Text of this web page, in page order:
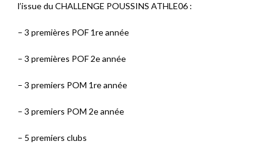
l’issue du CHALLENGE POUSSINS ATHLE06 :
– 3 premières POF 1re année
– 3 premières POF 2e année
– 3 premiers POM 1re année
– 3 premiers POM 2e année
– 5 premiers clubs